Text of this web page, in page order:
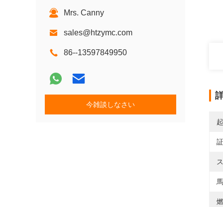
Mrs. Canny
sales@htzymc.com
86--13597849950
今雑談しなさい